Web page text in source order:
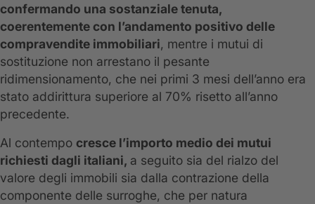
confermando una sostanziale tenuta,
coerentemente con l’andamento positivo delle
compravendite immobiliari, mentre i mutui di
sostituzione non arrestano il pesante
ridimensionamento, che nei primi 3 mesi dell’anno era
stato addirittura superiore al 70% risetto all’anno
precedente.
Al contempo cresce l’importo medio dei mutui
richiesti dagli italiani, a seguito sia del rialzo del
valore degli immobili sia dalla contrazione della
componente delle surroghe, che per natura